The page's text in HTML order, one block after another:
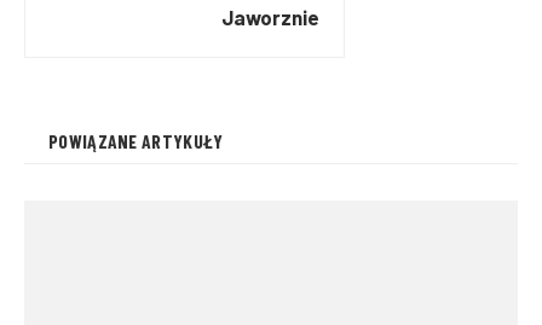
Jaworznie
POWIĄZANE ARTYKUŁY